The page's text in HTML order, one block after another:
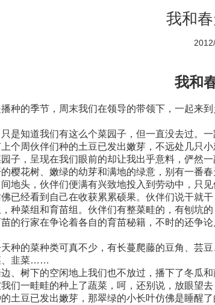
我和
我和
种的季节，周末我们在领导的带领下，一起来
是知道我们有这么个菜园子，但一直没去过。
上个周伙伴们种的土豆已发出嫩芽，不远处几只
子，呈现在我们眼前的却让我出乎意料，俨然
樱花树、嫩绿的幼芽和满地的绿意，别有一番
地头，伙伴们便满有兴致地投入到劳动中，只
已经看到自己在收获累累硕果。伙伴们说干就
种菜组和育苗组。伙伴们有整菜畦的，有刨
的行家在争论着各自的育苗秘籍，不时的还争
种的菜种类可真不少，有长蔓爬藤的豆角、芸
、韭菜……
、树下的空闲地上我们也不放过，播下了冬瓜
们一畦畦的种上了蔬菜，呵，还别说，放眼望
土豆已发出嫩芽，那翠绿的小长叶仿佛是睡醒了